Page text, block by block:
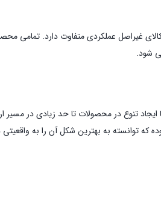
غیراصل عملکردی متفاوت دارد. تمامی
شود.
تنوع در محصولات تا حد زیادی در
توانسته به بهترین شکل آن را به واقعیتی